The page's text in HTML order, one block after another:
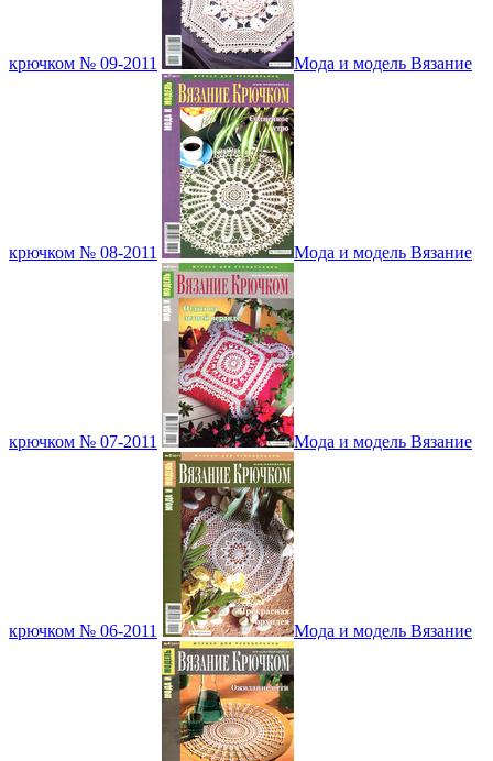
крючком № 09-2011 Мода и модель Вязание
крючком № 08-2011 Мода и модель Вязание
крючком № 07-2011 Мода и модель Вязание
крючком № 06-2011 Мода и модель Вязание